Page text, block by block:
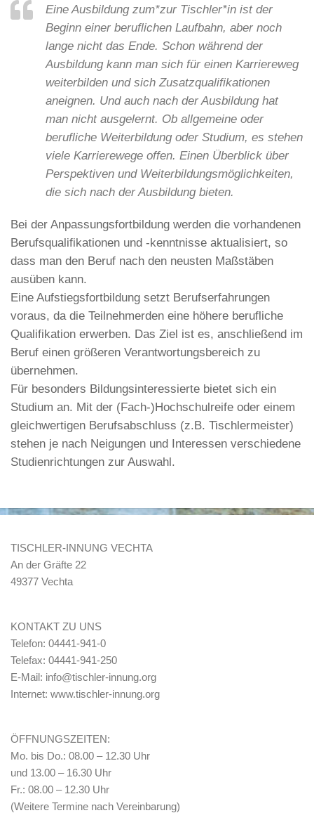
Eine Ausbildung zum*zur Tischler*in ist der
Beginn einer beruflichen Laufbahn, aber noch
lange nicht das Ende. Schon während der
Ausbildung kann man sich für einen Karriereweg
weiterbilden und sich Zusatzqualifikationen
aneignen. Und auch nach der Ausbildung hat
man nicht ausgelernt. Ob allgemeine oder
berufliche Weiterbildung oder Studium, es stehen
viele Karrierewege offen. Einen Überblick über
Perspektiven und Weiterbildungsmöglichkeiten,
die sich nach der Ausbildung bieten.
Bei der Anpassungsfortbildung werden die vorhandenen
Berufsqualifikationen und -kenntnisse aktualisiert, so
dass man den Beruf nach den neusten Maßstäben
ausüben kann.
Eine Aufstiegsfortbildung setzt Berufserfahrungen
voraus, da die Teilnehmerden eine höhere berufliche
Qualifikation erwerben. Das Ziel ist es, anschließend im
Beruf einen größeren Verantwortungsbereich zu
übernehmen.
Für besonders Bildungsinteressierte bietet sich ein
Studium an. Mit der (Fach-)Hochschulreife oder einem
gleichwertigen Berufsabschluss (z.B. Tischlermeister)
stehen je nach Neigungen und Interessen verschiedene
Studienrichtungen zur Auswahl.
TISCHLER-INNUNG VECHTA
An der Gräfte 22
49377 Vechta
KONTAKT ZU UNS
Telefon: 04441-941-0
Telefax: 04441-941-250
E-Mail: info@tischler-innung.org
Internet: www.tischler-innung.org
ÖFFNUNGSZEITEN:
Mo. bis Do.: 08.00 – 12.30 Uhr
und 13.00 – 16.30 Uhr
Fr.: 08.00 – 12.30 Uhr
(Weitere Termine nach Vereinbarung)